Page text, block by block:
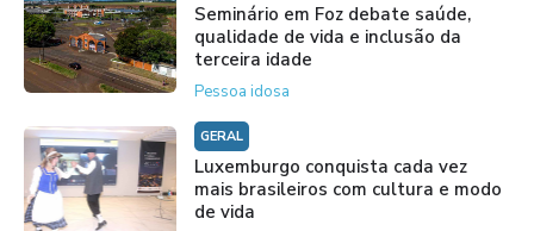
Seminário em Foz debate saúde,
qualidade de vida e inclusão da
terceira idade
Pessoa idosa
GERAL
Luxemburgo conquista cada vez
mais brasileiros com cultura e modo
de vida